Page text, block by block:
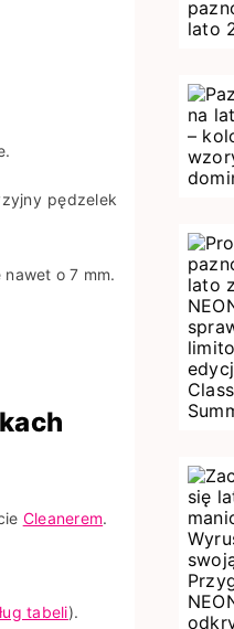
pędzelek
o 7 mm.
Cleanerem.
tabeli).